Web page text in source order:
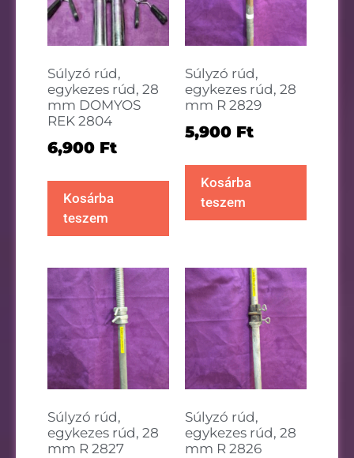
Súlyzó rúd,
egykezes rúd, 28
mm DOMYOS
REK 2804
6,900 Ft
Kosárba
teszem
Súlyzó rúd,
egykezes rúd, 28
mm R 2829
5,900 Ft
Kosárba
teszem
Súlyzó rúd,
egykezes rúd, 28
mm R 2827
Súlyzó rúd,
egykezes rúd, 28
mm R 2826